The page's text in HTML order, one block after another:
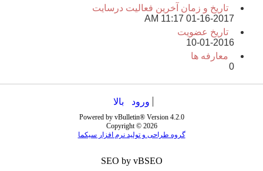
تاریخ و زمان آخرین فعالیت درسایت
01-16-2017
11:17 AM
تاریخ عضویت
10-01-2016
معارفه ها
0
ورود بالا
Powered by vBulletin® Version 4.2.0
Copyright © 2026
گروه طراحی و تولید نرم افزار سیکما
SEO by vBSEO